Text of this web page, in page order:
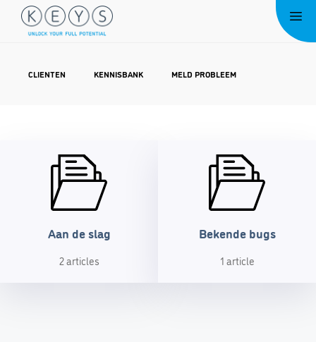
CLIENTEN KENNISBANK MELD PROBLEEM
Aan de slag
2 articles
Bekende bugs
1 article